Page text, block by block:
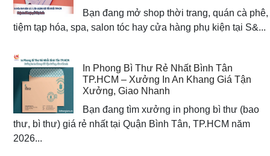
Bạn đang mở shop thời trang, quán cà phê,
tiệm tạp hóa, spa, salon tóc hay cửa hàng phụ kiện tại S&...
In Phong Bì Thư Rẻ Nhất Bình Tân
TP.HCM – Xưởng In An Khang Giá Tận
Xưởng, Giao Nhanh
Bạn đang tìm xưởng in phong bì thư (bao
thư, bì thư) giá rẻ nhất tại Quận Bình Tân, TP.HCM năm
2026...